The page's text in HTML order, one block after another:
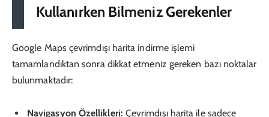
Kullanırken Bilmeniz Gerekenler
Google Maps çevrimdışı harita indirme işlemi
tamamlandıktan sonra dikkat etmeniz gereken bazı noktalar
bulunmaktadır:
Navigasyon Özellikleri: Çevrimdışı harita ile sadece